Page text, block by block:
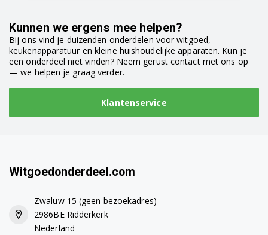
Siemens TE502206RW/09
Siemens TE502506DE/05
Siemens TE502506DE/06
Siemens TE502506DE/07
Siemens TE502506DE/10
Siemens TE503201RW/01
Siemens TE503201RW/10
Kunnen we ergens mee helpen?
Bij ons vind je duizenden onderdelen voor witgoed,
keukenapparatuur en kleine huishoudelijke apparaten. Kun je
een onderdeel niet vinden? Neem gerust contact met ons op
— we helpen je graag verder.
Klantenservice
Witgoedonderdeel.com
Zwaluw 15 (geen bezoekadres)
2986BE Ridderkerk
Nederland